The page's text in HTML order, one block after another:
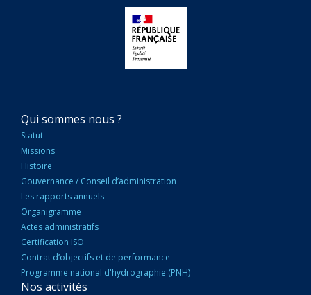
NAVIGATION
PRINCIPALE
Qui sommes nous ?
Statut
Missions
Histoire
Gouvernance / Conseil d’administration
Les rapports annuels
Organigramme
Actes administratifs
Certification ISO
Contrat d’objectifs et de performance
Programme national d'hydrographie (PNH)
Nos activités